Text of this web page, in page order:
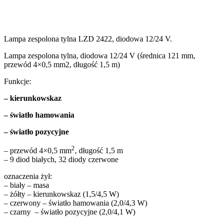
Lampa zespolona tylna LZD 2422, diodowa 12/24 V.
Lampa zespolona tylna, diodowa 12/24 V (średnica 121 mm,
przewód 4×0,5 mm2, długość 1,5 m)
Funkcje:
– kierunkowskaz
– światło hamowania
– światło pozycyjne
– przewód 4×0,5 mm2, długość 1,5 m
– 9 diod białych, 32 diody czerwone
oznaczenia żył:
– biały – masa
– żółty – kierunkowskaz (1,5/4,5 W)
– czerwony – światło hamowania (2,0/4,3 W)
– czarny – światło pozycyjne (2,0/4,1 W)